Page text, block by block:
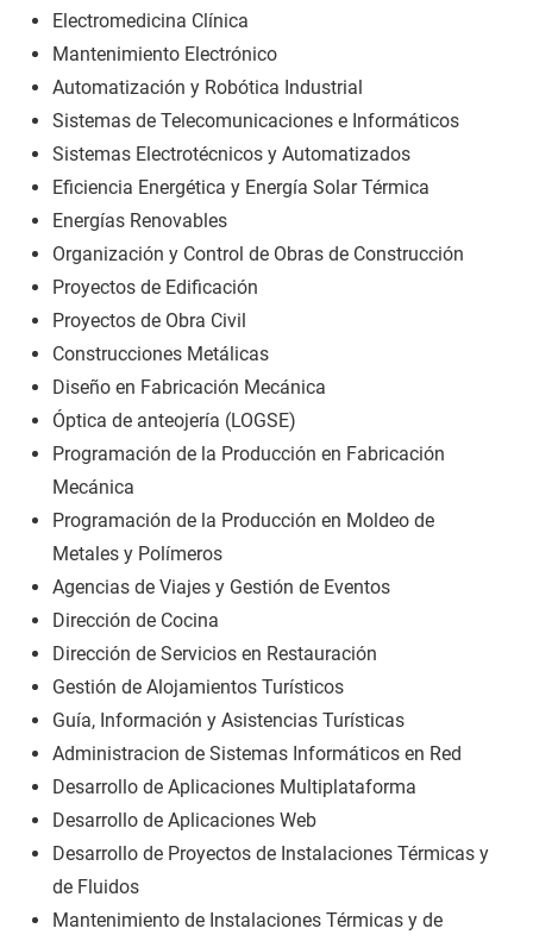
Electromedicina Clínica
Mantenimiento Electrónico
Automatización y Robótica Industrial
Sistemas de Telecomunicaciones e Informáticos
Sistemas Electrotécnicos y Automatizados
Eficiencia Energética y Energía Solar Térmica
Energías Renovables
Organización y Control de Obras de Construcción
Proyectos de Edificación
Proyectos de Obra Civil
Construcciones Metálicas
Diseño en Fabricación Mecánica
Óptica de anteojería (LOGSE)
Programación de la Producción en Fabricación
Mecánica
Programación de la Producción en Moldeo de
Metales y Polímeros
Agencias de Viajes y Gestión de Eventos
Dirección de Cocina
Dirección de Servicios en Restauración
Gestión de Alojamientos Turísticos
Guía, Información y Asistencias Turísticas
Administracion de Sistemas Informáticos en Red
Desarrollo de Aplicaciones Multiplataforma
Desarrollo de Aplicaciones Web
Desarrollo de Proyectos de Instalaciones Térmicas y
de Fluidos
Mantenimiento de Instalaciones Térmicas y de